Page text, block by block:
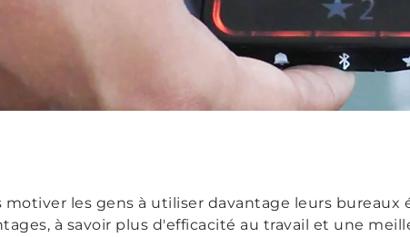
motiver les gens à utiliser davantage leurs
à savoir plus d'efficacité au travail et une